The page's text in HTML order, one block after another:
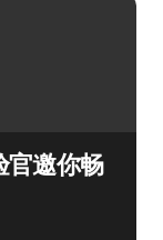
官邀你畅